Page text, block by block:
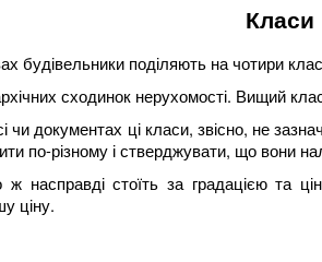
будівельники поділяють на чотири
сходинок нерухомості. Вищий
чи документах ці класи, звісно, не
по-різному і стверджувати, що вони
насправді стоїть за градацією та
ціну.